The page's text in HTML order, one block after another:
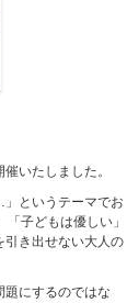
いたしました。
というテーマでお
子どもは優しい」
引き出せない大人の
題にするのではな